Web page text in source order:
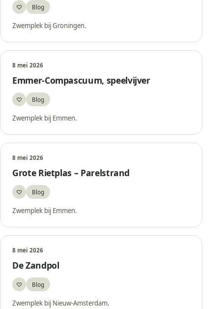
♡Bewaar
Blog
Zwemplek bij Groningen.
8 mei 2026
Emmer-Compascuum, speelvijver
♡Bewaar
Blog
Zwemplek bij Emmen.
8 mei 2026
Grote Rietplas – Parelstrand
♡Bewaar
Blog
Zwemplek bij Emmen.
8 mei 2026
De Zandpol
♡Bewaar
Blog
Zwemplek bij Nieuw-Amsterdam.